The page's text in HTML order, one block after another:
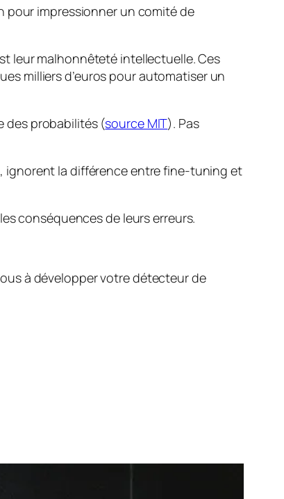
pour impressionner un comité de
leur malhonnêteté intellectuelle. Ces
milliers d’euros pour automatiser un
des probabilités (source MIT). Pas
ignorent la différence entre fine-tuning et
conséquences de leurs erreurs.
à développer votre détecteur de